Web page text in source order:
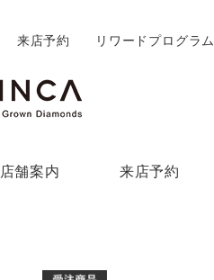
店舗案内 来店予約
来店予約 リワードプログラム